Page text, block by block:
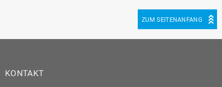
ZUM SEITENANFANG
KONTAKT